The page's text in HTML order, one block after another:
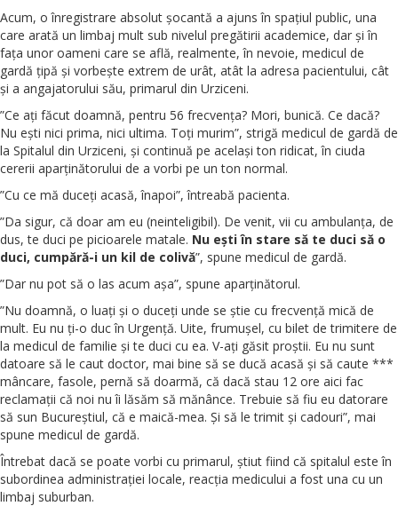
Acum, o înregistrare absolut șocantă a ajuns în spațiul public, una
care arată un limbaj mult sub nivelul pregătirii academice, dar și în
fața unor oameni care se află, realmente, în nevoie, medicul de
gardă țipă și vorbește extrem de urât, atât la adresa pacientului, cât
și a angajatorului său, primarul din Urziceni.
”Ce ați făcut doamnă, pentru 56 frecvența? Mori, bunică. Ce dacă?
Nu ești nici prima, nici ultima. Toți murim”, strigă medicul de gardă de
la Spitalul din Urziceni, și continuă pe același ton ridicat, în ciuda
cererii aparținătorului de a vorbi pe un ton normal.
”Cu ce mă duceți acasă, înapoi”, întreabă pacienta.
”Da sigur, că doar am eu (neinteligibil). De venit, vii cu ambulanța, de
dus, te duci pe picioarele matale. Nu ești în stare să te duci să o
duci, cumpără-i un kil de colivă”, spune medicul de gardă.
”Dar nu pot să o las acum așa”, spune aparținătorul.
”Nu doamnă, o luați și o duceți unde se știe cu frecvență mică de
mult. Eu nu ți-o duc în Urgență. Uite, frumușel, cu bilet de trimitere de
la medicul de familie și te duci cu ea. V-ați găsit proștii. Eu nu sunt
datoare să le caut doctor, mai bine să se ducă acasă și să caute ***
mâncare, fasole, pernă să doarmă, că dacă stau 12 ore aici fac
reclamații că noi nu îi lăsăm să mănânce. Trebuie să fiu eu datorare
să sun Bucureștiul, că e maică-mea. Și să le trimit și cadouri”, mai
spune medicul de gardă.
Întrebat dacă se poate vorbi cu primarul, știut fiind că spitalul este în
subordinea administrației locale, reacția medicului a fost una cu un
limbaj suburban.